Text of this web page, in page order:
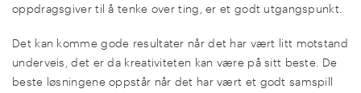
oppdragsgiver til å tenke over ting, er et godt utgangspunkt.
Det kan komme gode resultater når det har vært litt motstand
underveis, det er da kreativiteten kan være på sitt beste. De
beste løsningene oppstår når det har vært et godt samspill